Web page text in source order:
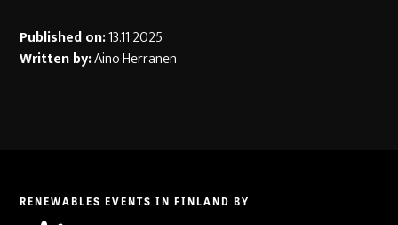
Published on:13.11.2025
Written by:Aino Herranen
RENEWABLES EVENTS IN FINLAND BY